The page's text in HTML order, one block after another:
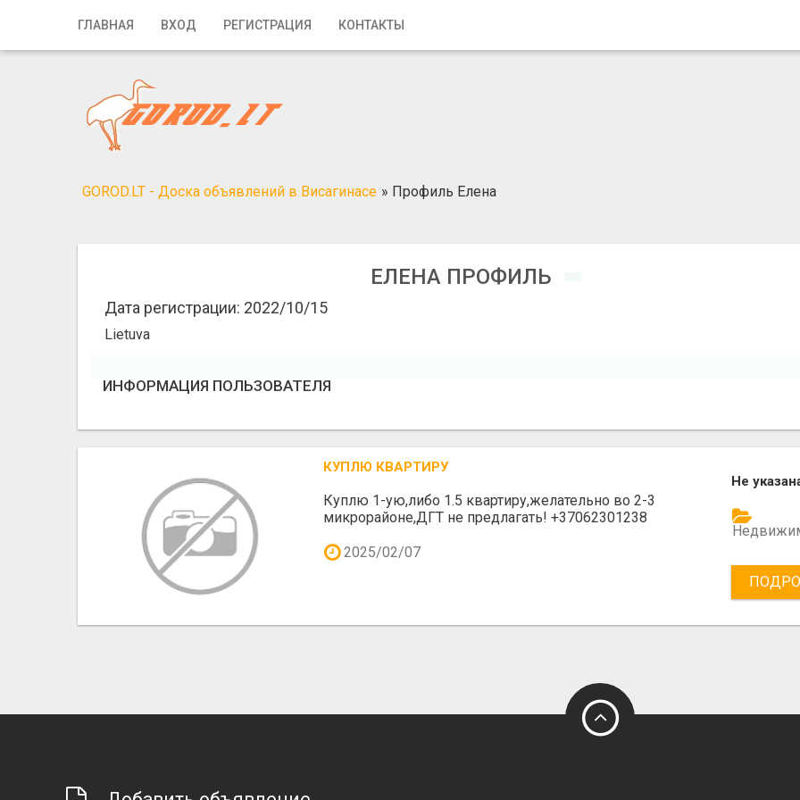
ГЛАВНАЯ ВХОД РЕГИСТРАЦИЯ КОНТАКТЫ
Главная
Регистрация
Добавить объявление
GOROD.LT - Доска объявлений в Висагинасе » Профиль Елена
ЕЛЕНА ПРОФИЛЬ
Дата регистрации: 2022/10/15
Lietuva
ИНФОРМАЦИЯ ПОЛЬЗОВАТЕЛЯ
КУПЛЮ КВАРТИРУ
Куплю 1-ую,либо 1.5 квартиру,желательно во 2-3
микрорайоне,ДГТ не предлагать! +37062301238
2025/02/07
Не